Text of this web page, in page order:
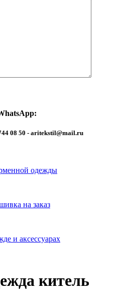
08 50 - aritekstil@mail.ru
одежды
на заказ
и аксессуарах
китель